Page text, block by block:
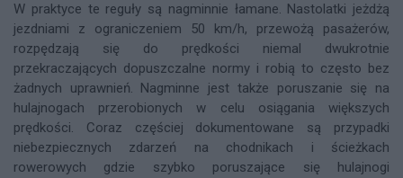
W praktyce te reguły są nagminnie łamane. Nastolatki jeżdżą
jezdniami z ograniczeniem 50 km/h, przewożą pasażerów,
rozpędzają się do prędkości niemal dwukrotnie
przekraczających dopuszczalne normy i robią to często bez
żadnych uprawnień. Nagminne jest także poruszanie się na
hulajnogach przerobionych w celu osiągania większych
prędkości. Coraz częściej dokumentowane są przypadki
niebezpiecznych zdarzeń na chodnikach i ścieżkach
rowerowych gdzie szybko poruszające się hulajnogi